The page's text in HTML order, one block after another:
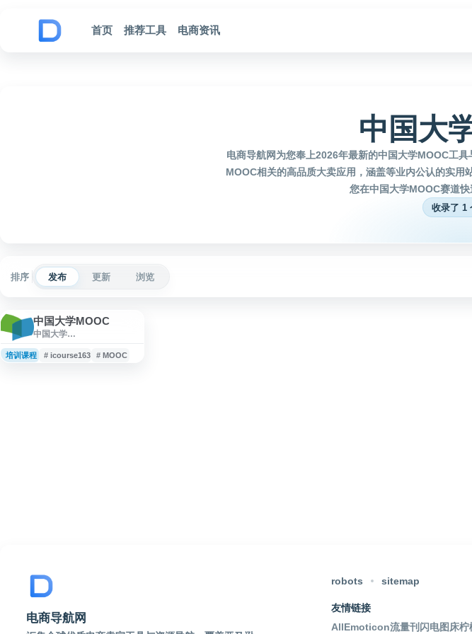
首页
推荐工具 电商资讯
中国大
电商导航网为您奉上2026年最新的中国大学MOOC工
MOOC相关的高品质大卖应用，涵盖等业内公认的实
您在中国大学MOOC赛道
收录了 1
排序 发布 更新 浏览
中国大学MOOC
中国大学
爱课程网与网易云课堂合作
推出的中文在线学习平台，
培训课程 # icourse163 # MOOC
电商导航网
robots sitemap
友情链接
AllEmoticon流量刊 闪电图床柠